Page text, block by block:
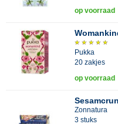
op voorraad
Pukka
20 zakjes
op voorraad
Zonnatura
3 stuks